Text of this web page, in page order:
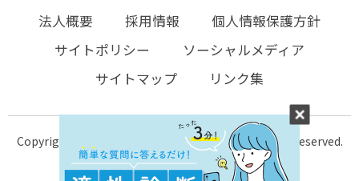
法人概要 採用情報
個人情報保護方針
サイトポリシー
ソーシャルメディア
サイトマップ
リンク集
Copyright © 2004-2026 KTC-school.com All Rights Reserved.